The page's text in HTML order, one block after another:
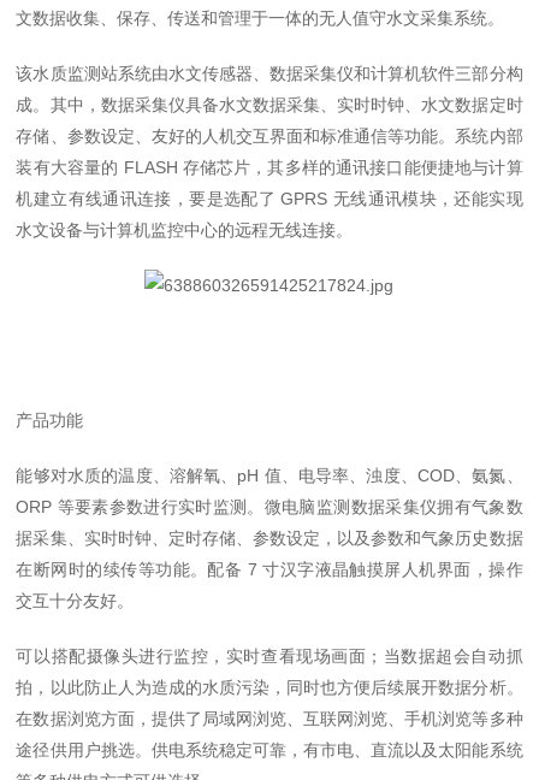
文数据收集、保存、传送和管理于一体的无人值守水文采集系统。
该水质监测站系统由水文传感器、数据采集仪和计算机软件三部分构
成。其中，数据采集仪具备水文数据采集、实时时钟、水文数据定时
存储、参数设定、友好的人机交互界面和标准通信等功能。系统内部
装有大容量的 FLASH 存储芯片，其多样的通讯接口能便捷地与计算
机建立有线通讯连接，要是选配了 GPRS 无线通讯模块，还能实现
水文设备与计算机监控中心的远程无线连接。
产品功能
能够对水质的温度、溶解氧、pH 值、电导率、浊度、COD、氨氮、
ORP 等要素参数进行实时监测。微电脑监测数据采集仪拥有气象数
据采集、实时时钟、定时存储、参数设定，以及参数和气象历史数据
在断网时的续传等功能。配备 7 寸汉字液晶触摸屏人机界面，操作
交互十分友好。
可以搭配摄像头进行监控，实时查看现场画面；当数据超会自动抓
拍，以此防止人为造成的水质污染，同时也方便后续展开数据分析。
在数据浏览方面，提供了局域网浏览、互联网浏览、手机浏览等多种
途径供用户挑选。供电系统稳定可靠，有市电、直流以及太阳能系统